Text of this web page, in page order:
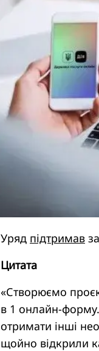
Уряд підтримав
Цитата
«Створюємо
в 1 онлайн-форму.
отримати інші
щойно відкрили